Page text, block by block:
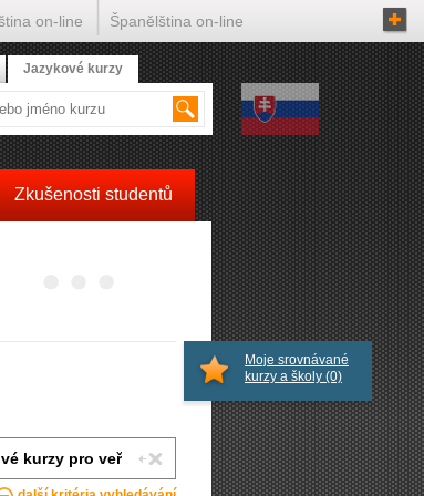
Zkušenosti studentů
Moje srovnávané
kurzy a školy (0)
Jazykové kurzy
on-line Španělština on-line